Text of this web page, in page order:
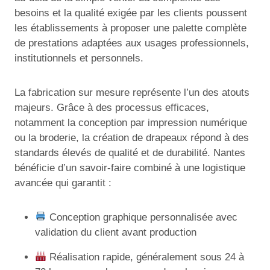
besoins et la qualité exigée par les clients poussent
les établissements à proposer une palette complète
de prestations adaptées aux usages professionnels,
institutionnels et personnels.
La fabrication sur mesure représente l’un des atouts
majeurs. Grâce à des processus efficaces,
notamment la conception par impression numérique
ou la broderie, la création de drapeaux répond à des
standards élevés de qualité et de durabilité. Nantes
bénéficie d’un savoir-faire combiné à une logistique
avancée qui garantit :
Conception graphique personnalisée avec
validation du client avant production
Réalisation rapide, généralement sous 24 à